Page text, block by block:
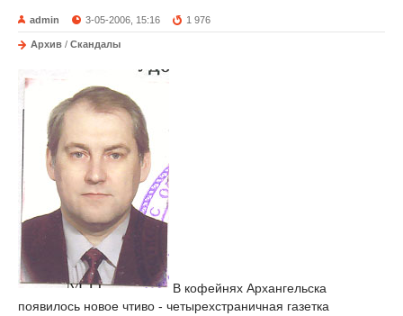
admin 3-05-2006, 15:16 1 976
Архив / Скандалы
В кофейнях Архангельска
появилось новое чтиво - четырехстраничная газетка